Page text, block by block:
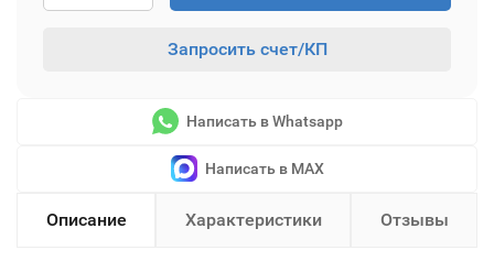
Запросить счет/КП
Написать в Whatsapp
Написать в MAX
Описание Характеристики Отзывы